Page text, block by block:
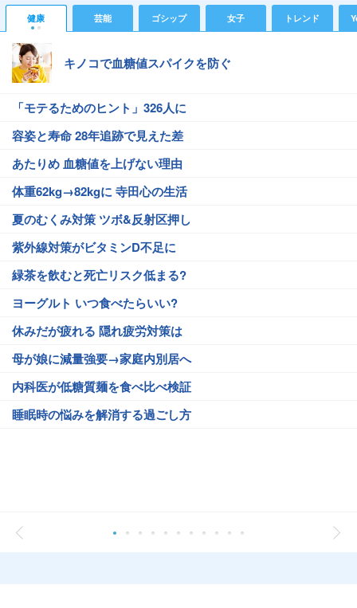
健康 芸能 ゴシップ 女子 トレンド
キノコで血糖値スパイクを防ぐ
「モテるためのヒント」326人に
容姿と寿命 28年追跡で見えた差
あたりめ 血糖値を上げない理由
体重62kg→82kgに 寺田心の生活
夏のむくみ対策 ツボ&反射区押し
紫外線対策がビタミンD不足に
緑茶を飲むと死亡リスク低まる?
ヨーグルト いつ食べたらいい?
休みだが疲れる 隠れ疲労対策は
母が娘に減量強要→家庭内別居へ
内科医が低糖質麺を食べ比べ検証
睡眠時の悩みを解消する過ごし方